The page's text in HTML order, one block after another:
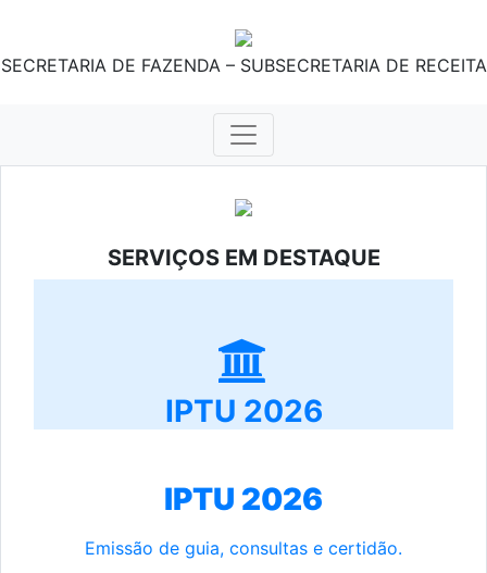
SECRETARIA DE FAZENDA – SUBSECRETARIA DE RECEITA
SERVIÇOS EM DESTAQUE
IPTU 2026
IPTU 2026
Emissão de guia, consultas e certidão.